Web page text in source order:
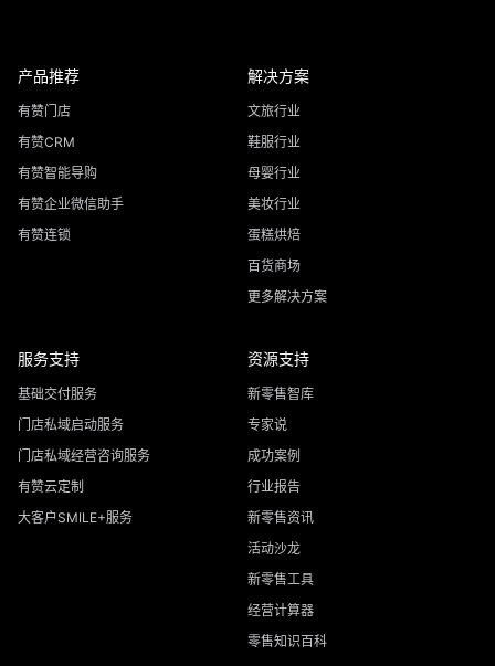
产品推荐
有赞门店
有赞CRM
有赞智能导购
有赞企业微信助手
有赞连锁
解决方案
文旅行业
鞋服行业
母婴行业
美妆行业
蛋糕烘焙
百货商场
更多解决方案
服务支持
基础交付服务
门店私域启动服务
门店私域经营咨询服务
有赞云定制
大客户SMILE+服务
资源支持
新零售智库
专家说
成功案例
行业报告
新零售资讯
活动沙龙
新零售工具
经营计算器
零售知识百科